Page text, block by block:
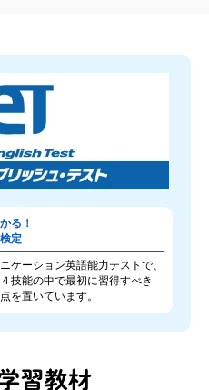
る！
定
ケーション英語能力テストで、
技能の中で最初に習得すべき
を置いています。